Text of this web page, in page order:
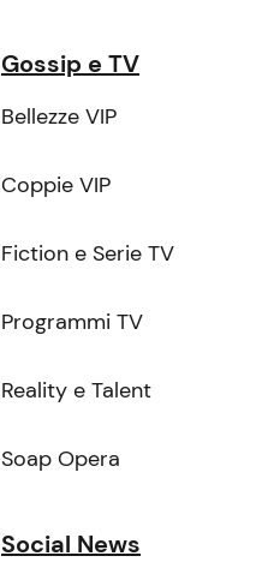
Gossip e TV
Bellezze VIP
Coppie VIP
Fiction e Serie TV
Programmi TV
Reality e Talent
Soap Opera
Social News